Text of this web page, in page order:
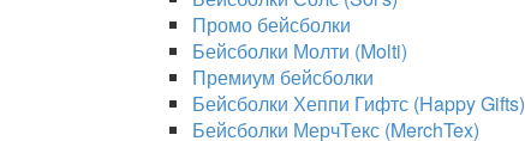
Промо бейсболки
Бейсболки Молти (Molti)
Премиум бейсболки
Бейсболки Хеппи Гифтс (Happy Gifts)
Бейсболки МерчТекс (MerchTex)